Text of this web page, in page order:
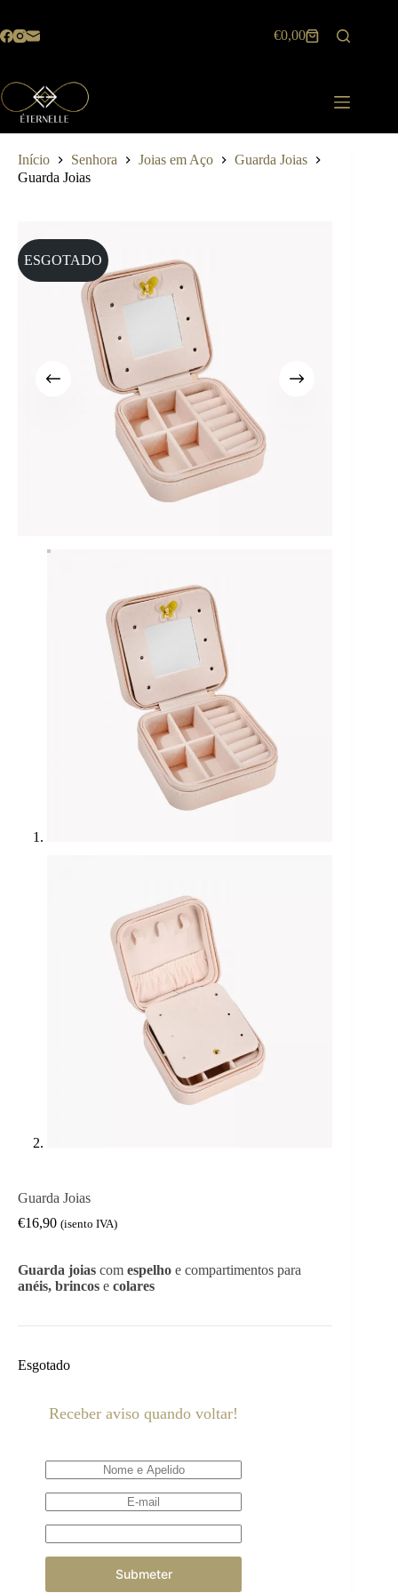
o
Carrinho
€0,00
Início Senhora Joias em Aço
Guarda Joias
Guarda Joias
ESGOTADO
Guarda Joias
€16,90 (isento IVA)
Guarda joias com espelho e compartimentos para
anéis, brincos e colares
Esgotado
Receber aviso quando voltar!